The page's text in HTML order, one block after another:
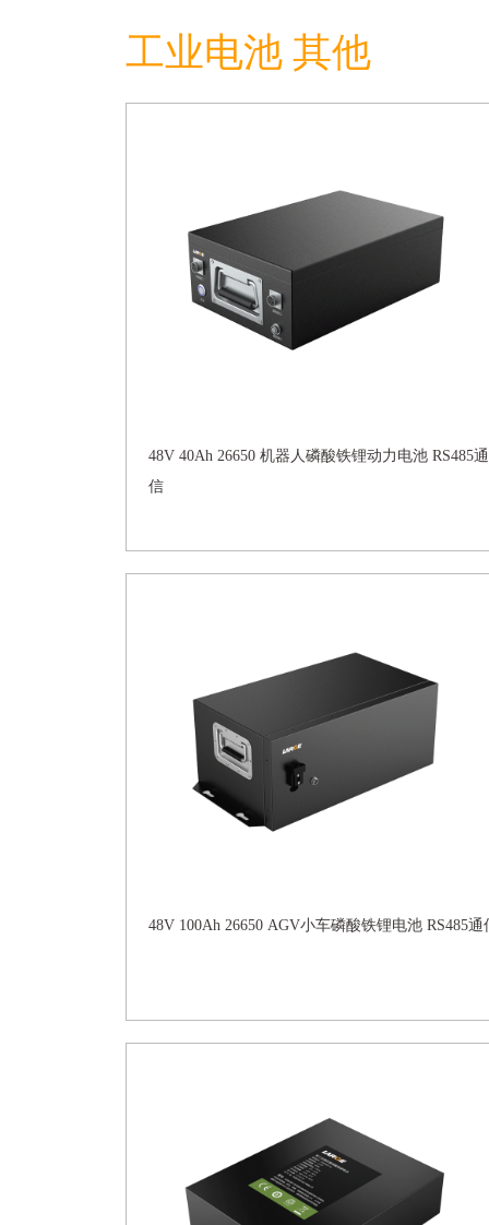
工业电池 其他
48V 40Ah 26650 机器人磷酸铁锂动力电池 RS485通
信
48V 100Ah 26650 AGV小车磷酸铁锂电池 RS485通